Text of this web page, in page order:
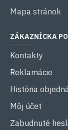
Mapa stránok
ZÁKAZNÍCKA
Kontakty
Reklamácie
História
Môj účet
Zabudnuté